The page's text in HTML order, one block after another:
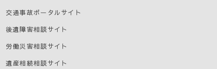
交通事故ポータルサイト
後遺障害相談サイト
労働災害相談サイト
遺産相続相談サイト